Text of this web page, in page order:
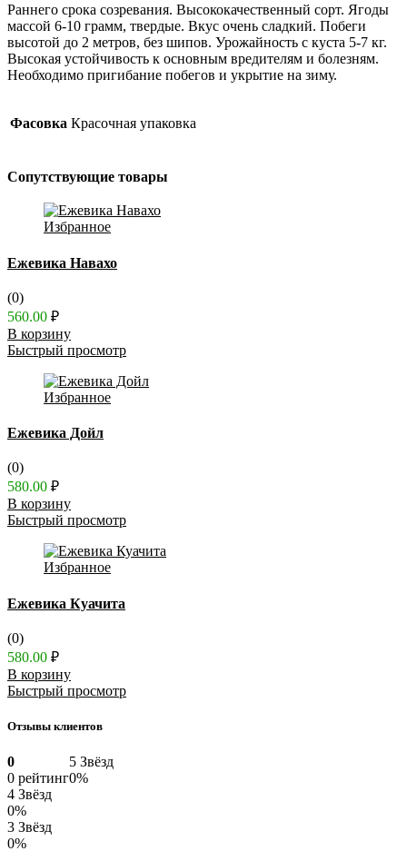
Раннего срока созревания. Высококачественный сорт. Ягоды
массой 6-10 грамм, твердые. Вкус очень сладкий. Побеги
высотой до 2 метров, без шипов. Урожайность с куста 5-7 кг.
Высокая устойчивость к основным вредителям и болезням.
Необходимо пригибание побегов и укрытие на зиму.
Фасовка Красочная упаковка
Сопутствующие товары
Избранное
Ежевика Навахо
(0)
560.00 ₽
В корзину
Быстрый просмотр
Избранное
Ежевика Дойл
(0)
580.00 ₽
В корзину
Быстрый просмотр
Избранное
Ежевика Куачита
(0)
580.00 ₽
В корзину
Быстрый просмотр
Отзывы клиентов
0
0 рейтинг
5 Звёзд
0%
4 Звёзд
0%
3 Звёзд
0%